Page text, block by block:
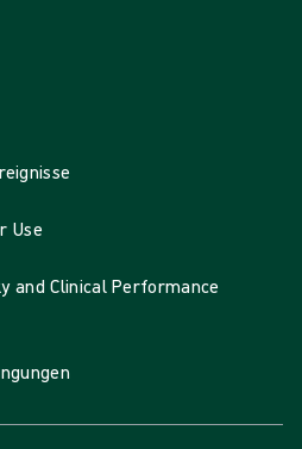
Use
and Clinical Performance